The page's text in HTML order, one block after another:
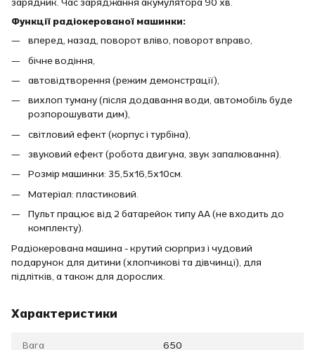
Функції радіокерованої машинки:
вперед, назад, поворот вліво, поворот вправо,
бічне водіння,
автовідтворення (режим демонстрації),
вихлоп туману (після додавання води, автомобіль буде
розпорошувати дим),
світловий ефект (корпус і турбіна),
звуковий ефект (робота двигуна, звук запалювання).
Розмір машинки: 35,5х16,5х10см.
Матеріал: пластиковий.
Пульт працює від 2 батарейок типу АА (не входить до
комплекту).
Радіокерована машина - крутий сюрприз і чудовий
подарунок для дитини (хлопчикові та дівчинці), для
підлітків, а також для дорослих.
Характеристики
Вага 650